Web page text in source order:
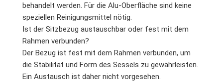
behandelt werden. Für die Alu-Oberfläche sind keine
speziellen Reinigungsmittel nötig.
Ist der Sitzbezug austauschbar oder fest mit dem
Rahmen verbunden?
Der Bezug ist fest mit dem Rahmen verbunden, um
die Stabilität und Form des Sessels zu gewährleisten.
Ein Austausch ist daher nicht vorgesehen.